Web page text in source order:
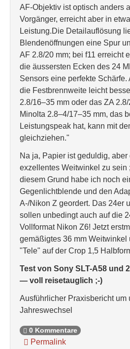
AF-Objektiv ist optisch anders
Vorgänger, erreicht aber in
Leistung.Die Detailauflösung
Blendenöffnungen eine Spur
AF 2.8/20 mm; bei f11 erreicht
die äussersten Ecken des 24
Sensors eine perfekte
die Festbrennweite leicht
2.8/16–35 mm oder das ZA
Minolta 2.8–4/17–35 mm, das
Leistungspeak hat, kann mit
gleichziehen."
Na ja, Papier ist geduldig, aber
exzellentes Weitwinkel zu sein
diesem Grund habe ich noch
Gegenlichtblende und den
A-/Nikon Z geordert. Das 24er
sollen unbedingt auch auf die
Vollformat Nikon Z6! Jetzt
gemäßigtes 36 mm Weitwinkel
"Tele" auf der Crop 1,5
Test von Sony SLT-A58 und
— voll reisetauglich ;-)
Ausführlicher Praxisbericht um
Jahreswechsel
0 Kommentare
Permalink